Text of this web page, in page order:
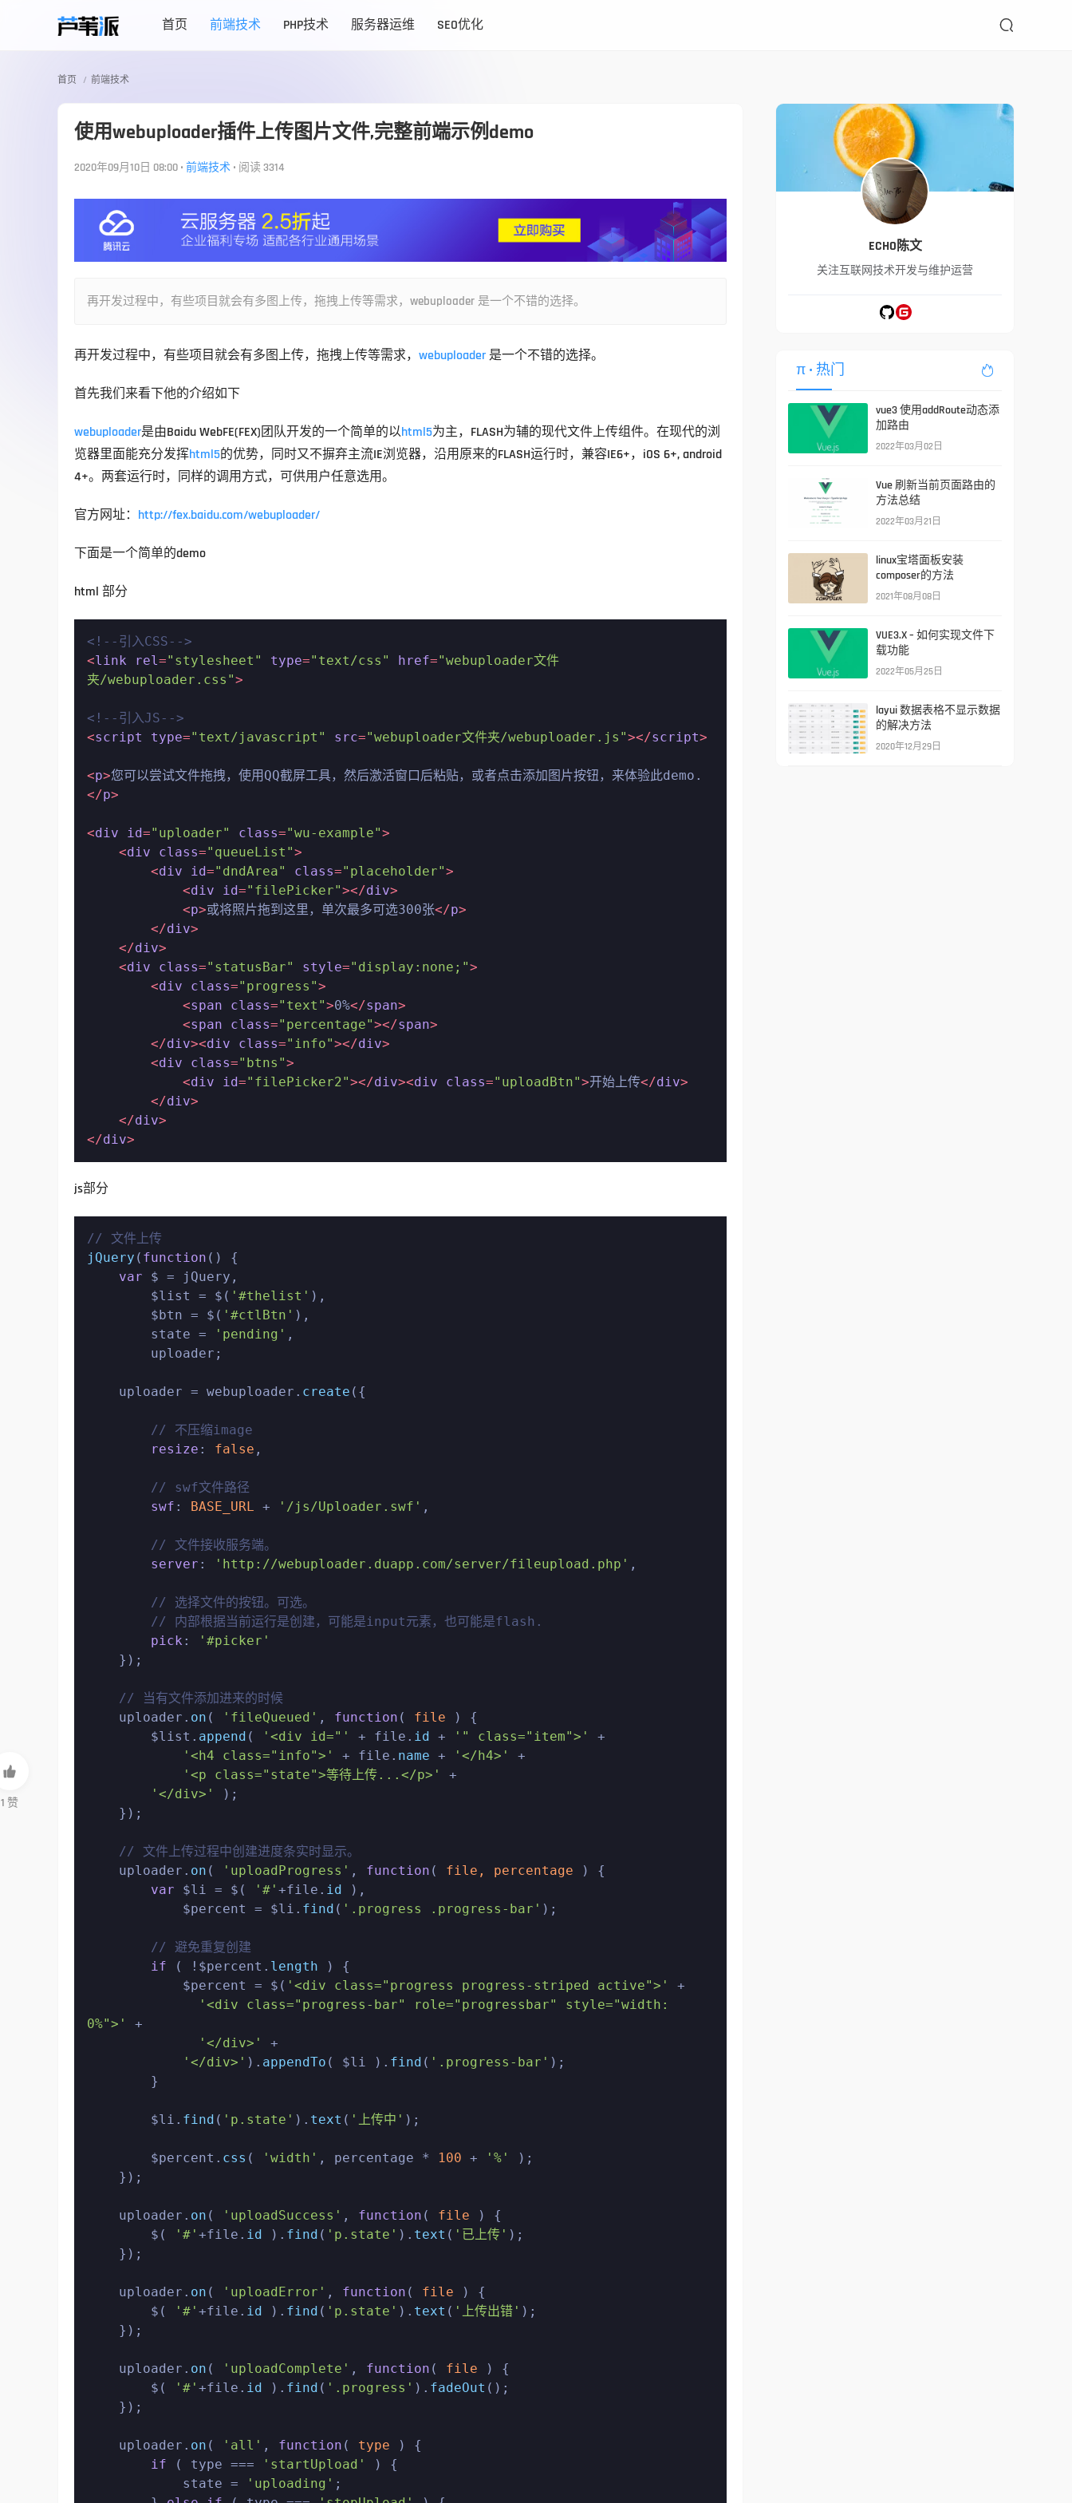
首页 前端技术 PHP技术 服务器运维 SEO优化 
首页 前端技术
使用webuploader插件上传图片文件,完整前端示例demo
2020年09月10日 08:00 • 前端技术 • 阅读 3314
再开发过程中，有些项目就会有多图上传，拖拽上传等需求，webuploader 是一个不错的选择。
再开发过程中，有些项目就会有多图上传，拖拽上传等需求， webuploader 是一个不错的选择。
首先我们来看下他的介绍如下
webuploader是由Baidu WebFE(FEX)团队开发的一个简单的以html5为主，FLASH为辅的现代文件上传组件。在现代的浏
览器里面能充分发挥html5的优势，同时又不摒弃主流IE浏览器，沿用原来的FLASH运行时，兼容IE6+，iOS 6+, android
4+。两套运行时，同样的调用方式，可供用户任意选用。
官方网址： http://fex.baidu.com/webuploader/
下面是一个简单的demo
html 部分
<!--引入CSS-->
<link rel ="stylesheet" type="text/css" href="webuploader文件
夹/webuploader.css">
<!--引入JS-->
<script type="text/javascript" src="webuploader文件夹/webuploader.js"></script>
<p>您可以尝试文件拖拽，使用QQ截屏工具，然后激活窗口后粘贴，或者点击添加图片按钮，来体验此demo.
</p>
<div id="uploader" class="wu-example">
<div class="queueList">
<div id="dndArea" class="placeholder">
<div id="filePicker"></div>
<p>或将照片拖到这里，单次最多可选300张</p>
</div>
</div>
<div class="statusBar" style="display:none;">
<div class="progress">
<span class="text">0%</span>
<span class="percentage"></span>
</div><div class="info"></div>
<div class="btns">
<div id="filePicker2"></div><div class="uploadBtn">开始上传</div>
</div>
</div>
</div>
js部分
// 文件上传
jQuery ( function ( ) {
var $ = jQuery,
        $list = $(
'#thelist' ),
        $btn = $(
'#ctlBtn' ),
        state =
'pending' ,
    uploader = webuploader.
create ({
// 不压缩image
resize : false ,
// swf文件路径
swf : BASE_URL + '/js/Uploader.swf' ,
// 文件接收服务端。
server : 'http://webuploader.duapp.com/server/fileupload.php' ,
// 选择文件的按钮。可选。
// 内部根据当前运行是创建，可能是input元素，也可能是flash.
pick :
'#picker'
// 当有文件添加进来的时候
    uploader.
on ( 'fileQueued' , function ( file
) {
        $list.
append ( '<div id="' + file. id + '" class="item">'
+
'<h4 class="info">'
+ file. name + '</h4>'
+
'<p class="state">等待上传...</p>'
+
'</div>'
);
// 文件上传过程中创建进度条实时显示。
    uploader.
on ( 'uploadProgress' , function ( file, percentage
) {
var $li = $( '#' +file. id ),
            $percent = $li.
find ( '.progress .progress-bar' );
// 避免重复创建
if ( !$percent. length ) {
            $percent = $(
'<div class="progress progress-striped active">'
+
'<div class="progress-bar" role="progressbar" style="width:
0%">'
+
'</div>'
+
'</div>' ). appendTo ( $li ). find ( '.progress-bar' );
        $li.
find ( 'p.state' ). text ( '上传中' );
        $percent.
css ( 'width' , percentage * 100 + '%'
);
    uploader.
on ( 'uploadSuccess' , function ( file
) {
        $(
'#' +file. id ). find ( 'p.state' ). text ( '已上传' );
    uploader.
on ( 'uploadError' , function ( file
) {
        $(
'#' +file. id ). find ( 'p.state' ). text ( '上传出错' );
    uploader.
on ( 'uploadComplete' , function ( file
) {
        $(
'#' +file. id ). find ( '.progress' ). fadeOut ();
    uploader.
on ( 'all' , function ( type
) {
if ( type === 'startUpload'
) {
            state =
'uploading' ;
ECHO陈文
关注互联网技术开发与维护运营
π • 热门 
vue3 使用addRoute动态添
加路由
2022年03月02日
Vue 刷新当前页面路由的
方法总结
2022年03月21日
linux宝塔面板安装
composer的方法
2021年08月08日
VUE3.X – 如何实现文件下
载功能
2022年05月25日
layui 数据表格不显示数据
的解决方法
2020年12月29日

1 赞